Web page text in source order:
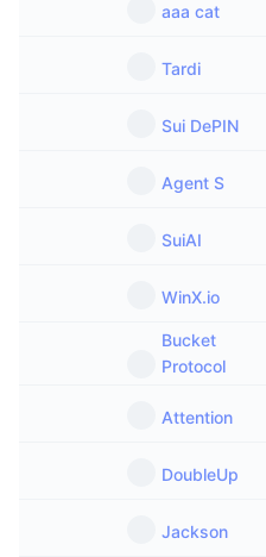
aaa cat
Tardi
Sui DePIN
Agent S
SuiAI
WinX.io
Bucket
Protocol
Attention
DoubleUp
Jackson